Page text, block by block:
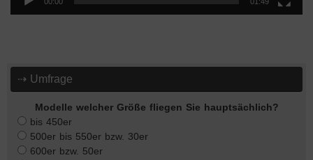
⇢ Umfrage
Modelle welcher Größe fliegen Sie hauptsächlich?
bis 450er
500er bis 550er bzw. 30er
600er bzw. 50er